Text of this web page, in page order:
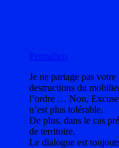
Permalien
Je ne partage pas
destructions du
l’ordre … Non,
n’est plus tolérable.
De plus, dans le cas
de territoire.
Le dialogue est